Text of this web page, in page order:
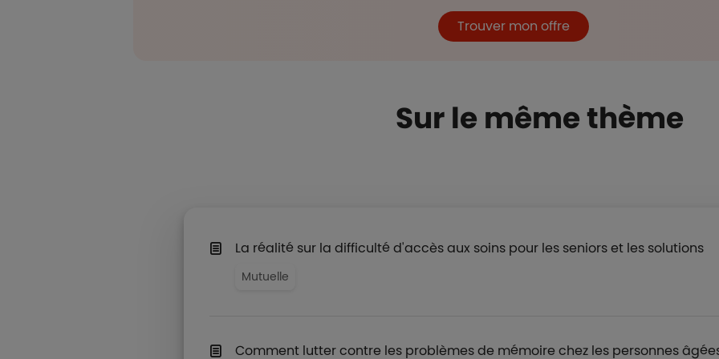
Trouver mon offre
Sur le même thème
La réalité sur la difficulté d'accès aux soins pour les seniors et les solutions
Mutuelle
Comment lutter contre les problèmes de mémoire chez les personnes